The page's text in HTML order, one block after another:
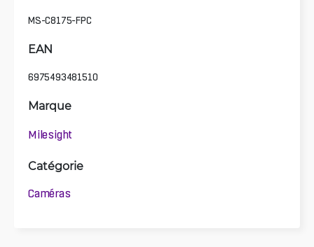
MS-C8175-FPC
EAN
6975493481510
Marque
Milesight
Catégorie
Caméras